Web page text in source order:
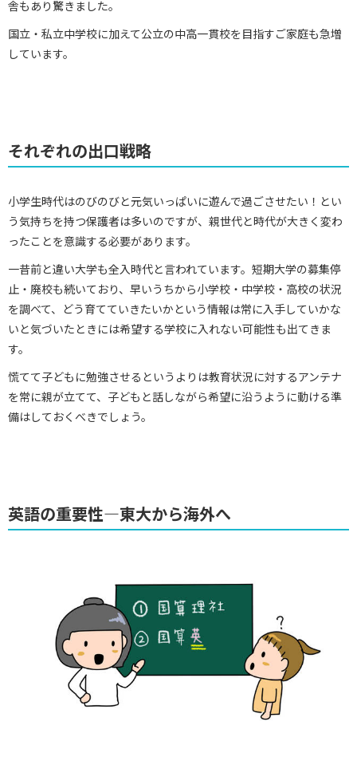
舎もあり驚きました。
国立・私立中学校に加えて公立の中高一貫校を目指すご家庭も急増
しています。
それぞれの出口戦略
小学生時代はのびのびと元気いっぱいに遊んで過ごさせたい！とい
う気持ちを持つ保護者は多いのですが、親世代と時代が大きく変わ
ったことを意識する必要があります。
一昔前と違い大学も全入時代と言われています。短期大学の募集停
止・廃校も続いており、早いうちから小学校・中学校・高校の状況
を調べて、どう育てていきたいかという情報は常に入手していかな
いと気づいたときには希望する学校に入れない可能性も出てきま
す。
慌てて子どもに勉強させるというよりは教育状況に対するアンテナ
を常に親が立てて、子どもと話しながら希望に沿うように動ける準
備はしておくべきでしょう。
英語の重要性―東大から海外へ